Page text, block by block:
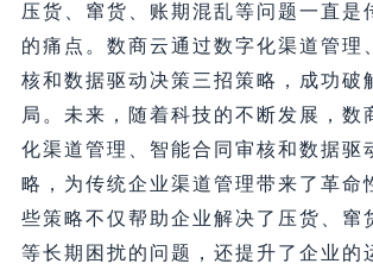
压货、窜货、账期混乱等问题一直是
的痛点。数商云通过数字化渠道管理
核和数据驱动决策三招策略，成功破
局。未来，随着科技的不断发展，数
化渠道管理、智能合同审核和数据驱
略，为传统企业渠道管理带来了革命
些策略不仅帮助企业解决了压货、窜
等长期困扰的问题，还提升了企业的